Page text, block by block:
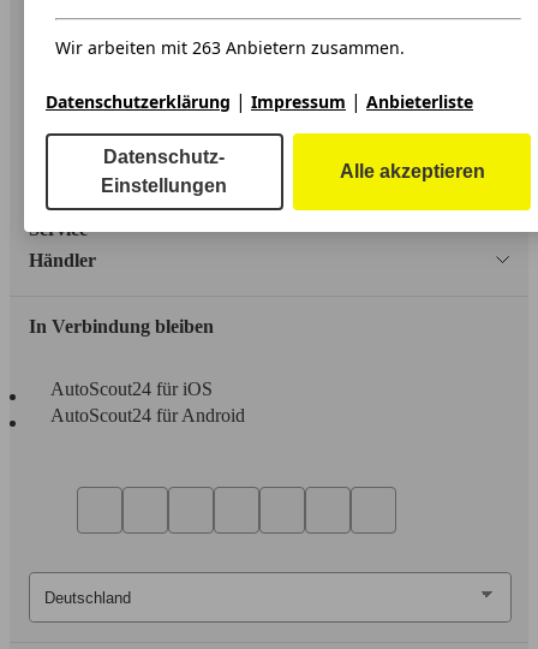
AGB
Datenschutz
Impressum
Erklärung zur Barrierefreiheit
Service
Händler
In Verbindung bleiben
AutoScout24 für iOS
AutoScout24 für Android
Wir arbeiten mit 263 Anbietern zusammen.
Datenschutzerklärung | Impressum | Anbieterliste
Datenschutz-
Einstellungen
Alle akzeptieren